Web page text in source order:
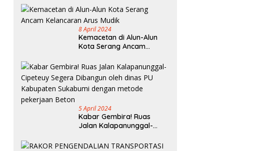
8 April 2024
Kemacetan di Alun-Alun
Kota Serang Ancam
5 April 2024
Kabar Gembira! Ruas
Jalan Kalapanunggal-
oleh dinas PU Kabupaten